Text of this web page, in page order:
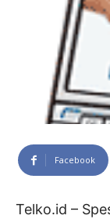
Facebook
Telko.id –